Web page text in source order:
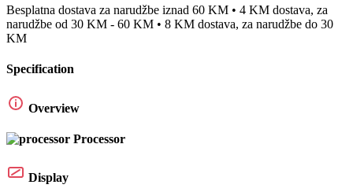
Besplatna dostava za narudžbe iznad 60 KM • 4 KM dostava, za
narudžbe od 30 KM - 60 KM • 8 KM dostava, za narudžbe do 30
KM
Specification
Overview
Processor
Display